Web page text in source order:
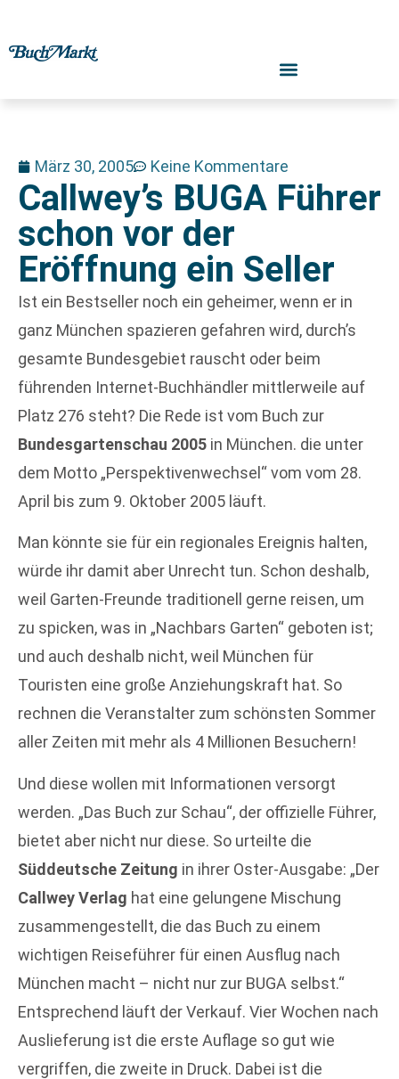
März 30, 2005 Keine Kommentare
Callwey’s BUGA Führer
schon vor der
Eröffnung ein Seller
Ist ein Bestseller noch ein geheimer, wenn er in
ganz München spazieren gefahren wird, durch’s
gesamte Bundesgebiet rauscht oder beim
führenden Internet-Buchhändler mittlerweile auf
Platz 276 steht? Die Rede ist vom Buch zur
Bundesgartenschau 2005 in München. die unter
dem Motto „Perspektivenwechsel“ vom vom 28.
April bis zum 9. Oktober 2005 läuft.
Man könnte sie für ein regionales Ereignis halten,
würde ihr damit aber Unrecht tun. Schon deshalb,
weil Garten-Freunde traditionell gerne reisen, um
zu spicken, was in „Nachbars Garten“ geboten ist;
und auch deshalb nicht, weil München für
Touristen eine große Anziehungskraft hat. So
rechnen die Veranstalter zum schönsten Sommer
aller Zeiten mit mehr als 4 Millionen Besuchern!
Und diese wollen mit Informationen versorgt
werden. „Das Buch zur Schau“, der offizielle Führer,
bietet aber nicht nur diese. So urteilte die
Süddeutsche Zeitung in ihrer Oster-Ausgabe: „Der
Callwey Verlag hat eine gelungene Mischung
zusammengestellt, die das Buch zu einem
wichtigen Reiseführer für einen Ausflug nach
München macht – nicht nur zur BUGA selbst.“
Entsprechend läuft der Verkauf. Vier Wochen nach
Auslieferung ist die erste Auflage so gut wie
vergriffen, die zweite in Druck. Dabei ist die